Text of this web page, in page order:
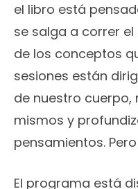
el libro está
se salga a correr
de los conceptos
sesiones están
de nuestro
mismos y
pensamientos.
El programa está